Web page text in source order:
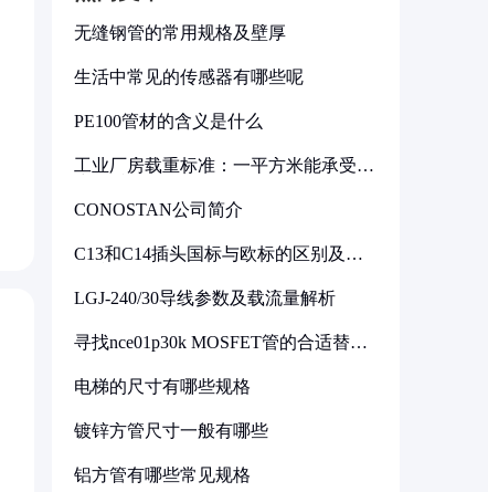
无缝钢管的常用规格及壁厚
生活中常见的传感器有哪些呢
PE100管材的含义是什么
工业厂房载重标准：一平方米能承受多
CONOSTAN公司简介
C13和C14插头国标与欧标的区别及其
LGJ-240/30导线参数及载流量解析
寻找nce01p30k MOSFET管的合适替代
电梯的尺寸有哪些规格
镀锌方管尺寸一般有哪些
铝方管有哪些常见规格